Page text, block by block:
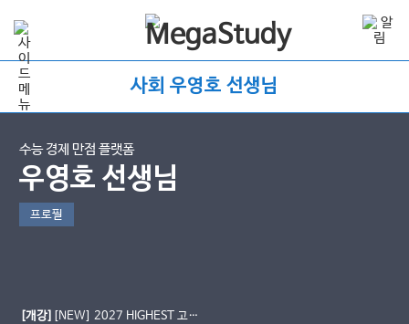
사회 우영호 선생님
수능 경제 만점 플랫폼
우영호 선생님
프로필
[개강] [NEW] 2027 HIGHEST 고난